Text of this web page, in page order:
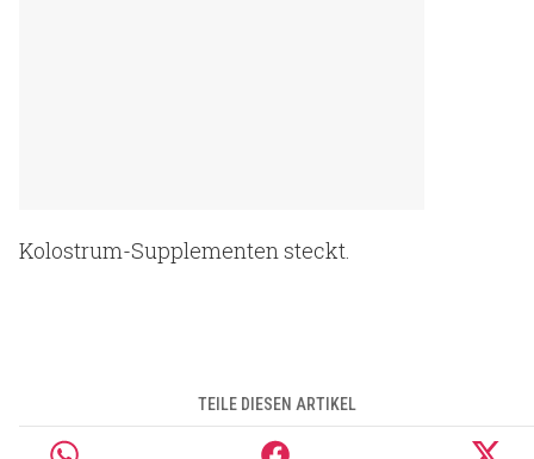
Kolostrum-Supplementen steckt.
TEILE DIESEN ARTIKEL